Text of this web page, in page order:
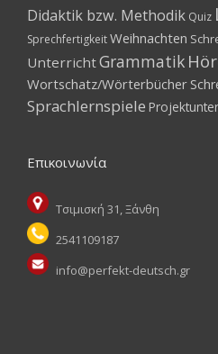
Didaktik bzw. Methodik Quiz
SprechfertigkeitWeihnachten
UnterrichtGrammatik
Wortschatz/Wörterbücher
Sprachlernspiele
Επικοινωνία
Τσιμισκή 31, Ξάνθη
2541109187
info@perfekt-deutsch.gr